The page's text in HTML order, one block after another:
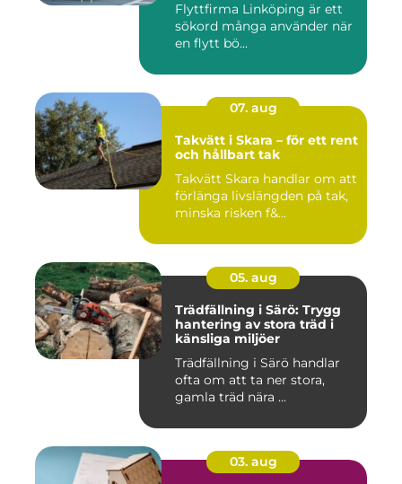
Flyttfirma Linköping är ett
sökord många använder när
en flytt bö...
07. aug
Takvätt i Skara – för ett rent
och hållbart tak
Takvätt Skara handlar om att
förlänga livslängden på tak,
minska risken f&...
05. aug
Trädfällning i Särö: Trygg
hantering av stora träd i
känsliga miljöer
Trädfällning i Särö handlar
ofta om att ta ner stora,
gamla träd nära ...
03. aug